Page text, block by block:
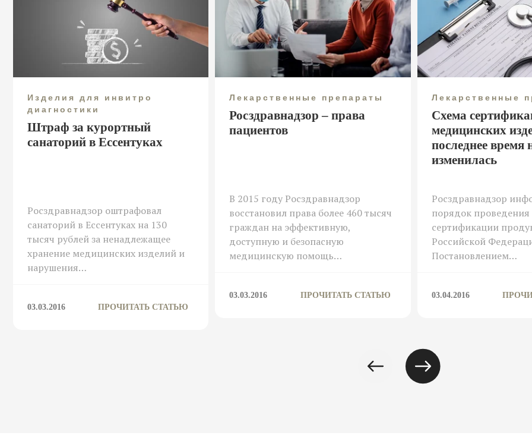
Изделия для инвитро
диагностики
Штраф за курортный
санаторий в Ессентуках
Росздравнадзор оштрафовал
санаторий в Ессентуках на 130
тысяч рублей за ненадлежащее
хранение медицинских изделий и
нарушения…
03.03.2016 ПРОЧИТАТЬ СТАТЬЮ
Лекарственные препараты
Росздравнадзор – права
пациентов
В 2015 году Росздравнадзор
восстановил права более 460 тысяч
граждан на эффективную,
доступную и безопасную
медицинскую помощь…
03.03.2016 ПРОЧИТАТЬ СТАТЬЮ
Лекарственные
Схема
медицинских
последнее время
изменилась
Росздравнадзор
порядок проведения
сертификации
Российской
Постановлением…
03.04.2016